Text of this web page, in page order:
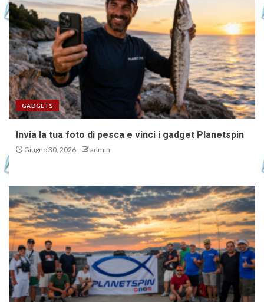
GADGETS
Invia la tua foto di pesca e vinci i gadget Planetspin
Giugno 30, 2026 admin